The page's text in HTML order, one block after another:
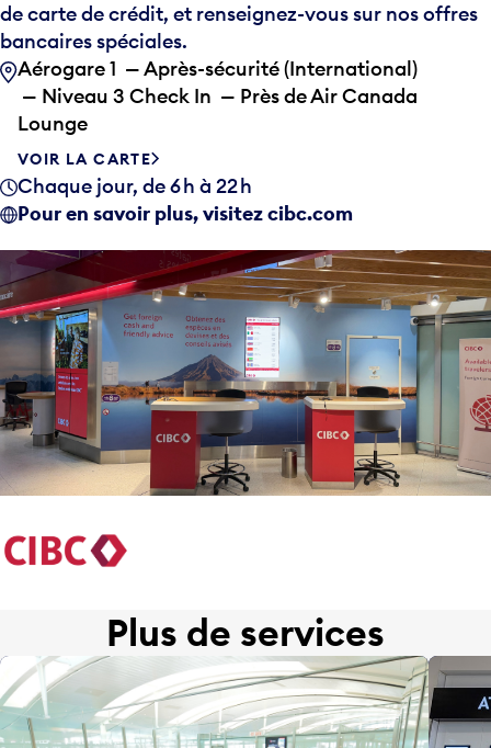
de carte de crédit, et renseignez-vous sur nos offres
bancaires spéciales.
Aérogare 1 — Après-sécurité (International)
— Niveau 3 Check In — Près de Air Canada
Lounge
VOIR LA CARTE
Chaque jour, de 6 h à 22 h
Pour en savoir plus, visitez cibc.com
Plus de services